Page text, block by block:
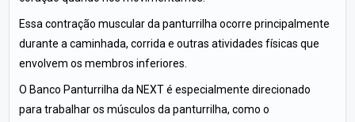
Essa contração muscular da panturrilha ocorre principalmente
durante a caminhada, corrida e outras atividades físicas que
envolvem os membros inferiores.
O Banco Panturrilha da NEXT é especialmente direcionado
para trabalhar os músculos da panturrilha, como o